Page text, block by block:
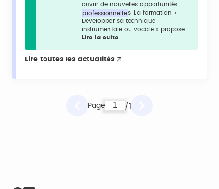
ouvrir de nouvelles opportunités
professionnelles. La formation «
Développer sa technique
instrumentale ou vocale » propose...
Lire la suite
Lire toutes les actualités
Page /1